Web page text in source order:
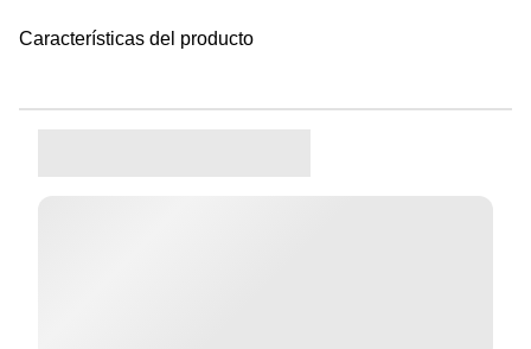
Características del producto